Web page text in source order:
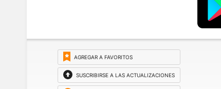
AGREGAR A FAVORITOS
SUSCRIBIRSE A LAS ACTUALIZACIONES